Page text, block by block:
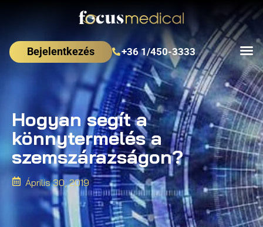
Bejelentkezés +36 1/450-3333
Hogyan segít a
könnytermelés a
szemszárazságon?
Április 30, 2019